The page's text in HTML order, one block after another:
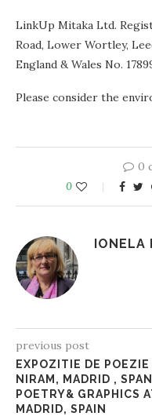
LinkUp Mitaka Ltd.
Road, Lower Wortley,
England & Wales No.
Please consider the
0
0
IONELA
previous post
EXPOZITIE DE
NIRAM, MADRID ,
POETRY& GRAPHICS
MADRID, SPAIN